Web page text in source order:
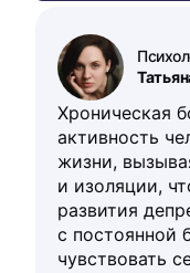
Хроническая
активность
жизни,
и изоляции,
развития
с постоянной
чувствовать